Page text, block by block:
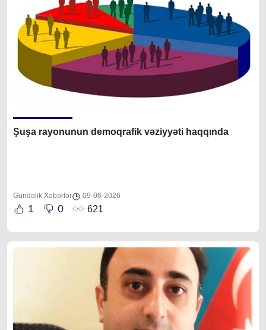
Şuşa rayonunun demoqrafik vəziyyəti haqqında
Gündəlik Xəbərlər 09-06-2026
1 0 621